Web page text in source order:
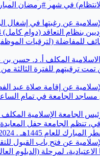
في شهر #رمضان المبارك من
عن رغبتها في إشغال
بنظام التعاقد (دوام كامل)
للمفاضلة (لترقيات
المكلف أ. د. حسن بن
ترقيتهم للفترة الثالثة من
عن إقامة صلاة عيد
الجامعة في تمام الساعة 6:19
الجامعة الإسلامية
تنظم الجامعة حفل
للعام 1445هـ .
عن فتح باب القبول
الاعتيادية، لمرحلة (الدبلوم